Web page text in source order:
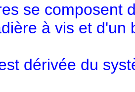
se composent
à vis et d'un
dérivée du